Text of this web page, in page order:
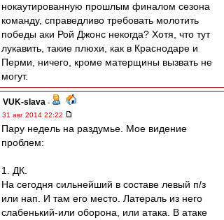
нокаутированную прошлым финалом сезона
команду, справедливо требовать молотить
победы аки Рой Джонс некогда? Хотя, что тут
лукавить, такие плюхи, как в Краснодаре и
Перми, ничего, кроме матерщины вызвать не
могут.
VUK-slava -
31 авг 2014 22:22
Пару недель на раздумье. Мое видение
проблем:
1. ДК.
На сегодня сильнейший в составе левый п/з
или нап. И там его место. Латераль из него
слабенький-или оборона, или атака. В атаке